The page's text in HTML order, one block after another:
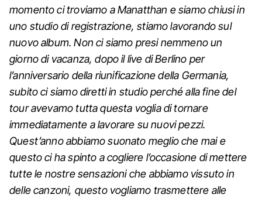
momento ci troviamo a Manatthan e siamo chiusi in
uno studio di registrazione, stiamo lavorando sul
nuovo album. Non ci siamo presi nemmeno un
giorno di vacanza, dopo il live di Berlino per
l’anniversario della riunificazione della Germania,
subito ci siamo diretti in studio perché alla fine del
tour avevamo tutta questa voglia di tornare
immediatamente a lavorare su nuovi pezzi.
Quest’anno abbiamo suonato meglio che mai e
questo ci ha spinto a cogliere l’occasione di mettere
tutte le nostre sensazioni che abbiamo vissuto in
delle canzoni, questo vogliamo trasmettere alle